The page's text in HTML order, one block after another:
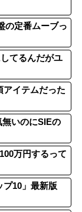
の定番ムーブっ
てるんだがユ
アイテムだった
いのにSIEの
万円するって
プ10」最新版